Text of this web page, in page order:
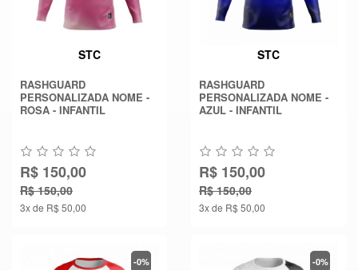
STC
RASHGUARD
PERSONALIZADA NOME -
ROSA - INFANTIL
R$ 150,00
R$ 150,00
3x de R$ 50,00
STC
RASHGUARD
PERSONALIZADA NOME -
AZUL - INFANTIL
R$ 150,00
R$ 150,00
3x de R$ 50,00
-0% -0%